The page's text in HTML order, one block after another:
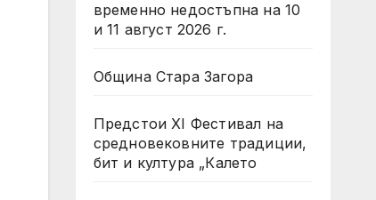
временно недостъпна на 10
и 11 август 2026 г.
Община Стара Загора
Предстои XI Фестивал на
средновековните традиции,
бит и култура „Калето